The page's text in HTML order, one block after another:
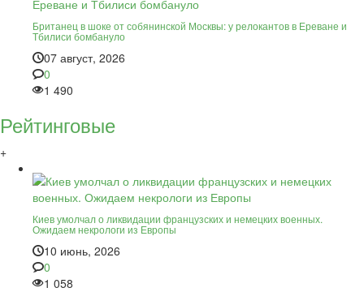
Британец в шоке от собянинской Москвы: у релокантов в Ереване и
Тбилиси бомбануло
07 август, 2026
0
1 490
Рейтинговые
+
Киев умолчал о ликвидации французских и немецких военных.
Ожидаем некрологи из Европы
10 июнь, 2026
0
1 058